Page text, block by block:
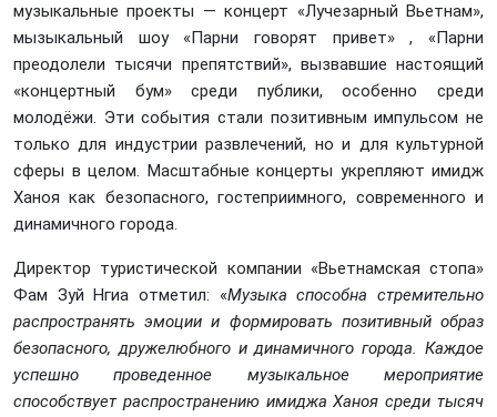
музыкальные проекты — концерт «Лучезарный Вьетнам»,
мызыкальный шоу «Парни говорят привет» , «Парни
преодолели тысячи препятствий», вызвавшие настоящий
«концертный бум» среди публики, особенно среди
молодёжи. Эти события стали позитивным импульсом не
только для индустрии развлечений, но и для культурной
сферы в целом. Масштабные концерты укрепляют имидж
Ханоя как безопасного, гостеприимного, современного и
динамичного города.
Директор туристической компании «Вьетнамская стопа»
Фам Зуй Нгиа отметил: «Музыка способна стремительно
распространять эмоции и формировать позитивный образ
безопасного, дружелюбного и динамичного города. Каждое
успешно проведенное музыкальное мероприятие
способствует распространению имиджа Ханоя среди тысяч